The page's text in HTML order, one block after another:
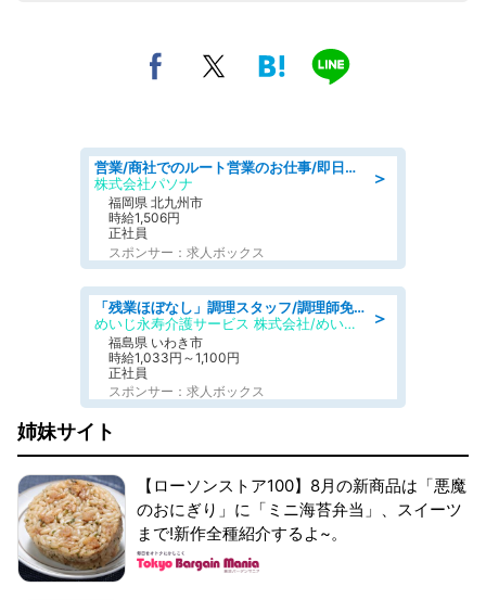
＞
営業/商社でのルート営業のお仕事/即日勤務可/車通勤可/営業
株式会社パソナ
福岡県 北九州市
時給1,506円
正社員
スポンサー：求人ボックス
＞
「残業ほぼなし」調理スタッフ/調理師免許必須/正職員/日勤のみ/住宅型有料老人ホーム
めいじ永寿介護サービス 株式会社/めいじ永寿介護サービスセンター
福島県 いわき市
時給1,033円～1,100円
正社員
スポンサー：求人ボックス
姉妹サイト
【ローソンストア100】8月の新商品は「悪魔
のおにぎり」に「ミニ海苔弁当」、スイーツ
まで!新作全種紹介するよ~。